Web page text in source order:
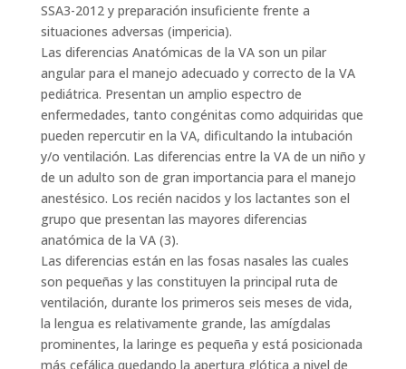
SSA3-2012 y preparación insuficiente frente a
situaciones adversas (impericia).
Las diferencias Anatómicas de la VA son un pilar
angular para el manejo adecuado y correcto de la VA
pediátrica. Presentan un amplio espectro de
enfermedades, tanto congénitas como adquiridas que
pueden repercutir en la VA, dificultando la intubación
y/o ventilación. Las diferencias entre la VA de un niño y
de un adulto son de gran importancia para el manejo
anestésico. Los recién nacidos y los lactantes son el
grupo que presentan las mayores diferencias
anatómica de la VA (3).
Las diferencias están en las fosas nasales las cuales
son pequeñas y las constituyen la principal ruta de
ventilación, durante los primeros seis meses de vida,
la lengua es relativamente grande, las amígdalas
prominentes, la laringe es pequeña y está posicionada
más cefálica quedando la apertura glótica a nivel de